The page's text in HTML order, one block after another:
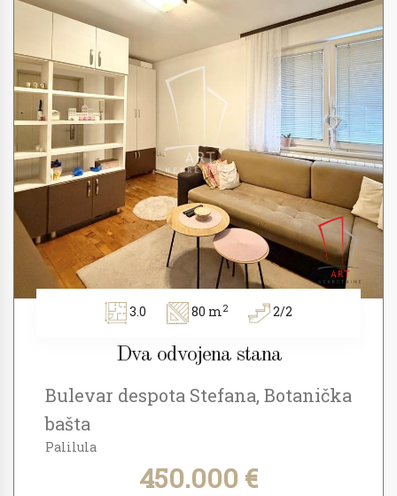
3.0 80 m2 2/2
Dva odvojena stana
Bulevar despota Stefana, Botanička
bašta
Palilula
450.000 €